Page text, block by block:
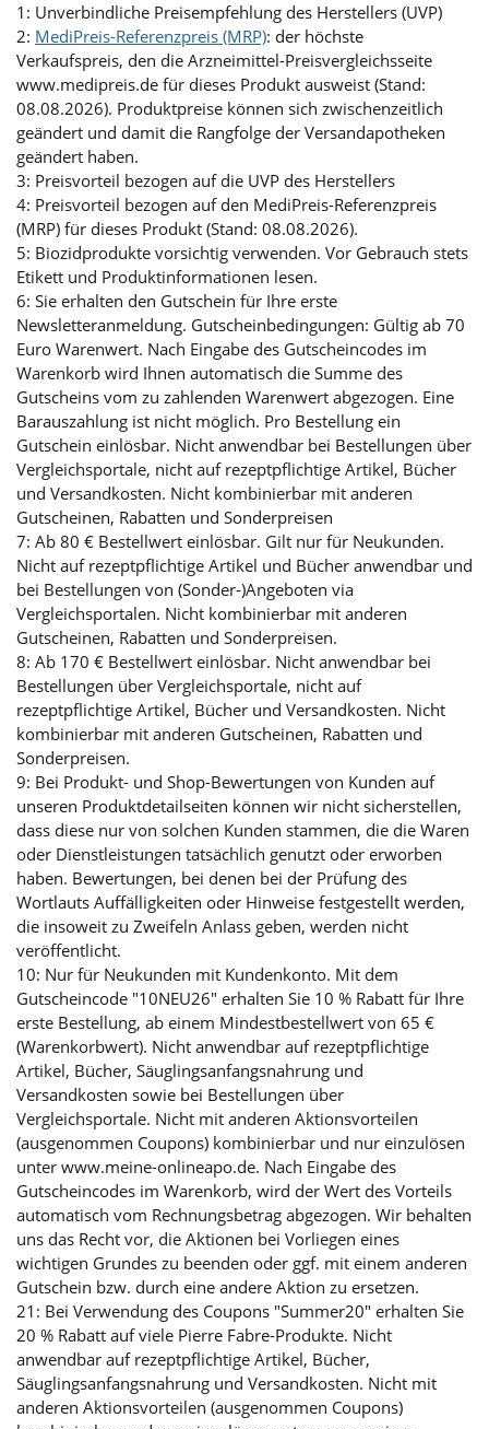
1: Unverbindliche Preisempfehlung des Herstellers (UVP)
2: MediPreis-Referenzpreis (MRP): der höchste
Verkaufspreis, den die Arzneimittel-Preisvergleichsseite
www.medipreis.de für dieses Produkt ausweist (Stand:
08.08.2026). Produktpreise können sich zwischenzeitlich
geändert und damit die Rangfolge der Versandapotheken
geändert haben.
3: Preisvorteil bezogen auf die UVP des Herstellers
4: Preisvorteil bezogen auf den MediPreis-Referenzpreis
(MRP) für dieses Produkt (Stand: 08.08.2026).
5: Biozidprodukte vorsichtig verwenden. Vor Gebrauch stets
Etikett und Produktinformationen lesen.
6: Sie erhalten den Gutschein für Ihre erste
Newsletteranmeldung. Gutscheinbedingungen: Gültig ab 70
Euro Warenwert. Nach Eingabe des Gutscheincodes im
Warenkorb wird Ihnen automatisch die Summe des
Gutscheins vom zu zahlenden Warenwert abgezogen. Eine
Barauszahlung ist nicht möglich. Pro Bestellung ein
Gutschein einlösbar. Nicht anwendbar bei Bestellungen über
Vergleichsportale, nicht auf rezeptpflichtige Artikel, Bücher
und Versandkosten. Nicht kombinierbar mit anderen
Gutscheinen, Rabatten und Sonderpreisen
7: Ab 80 € Bestellwert einlösbar. Gilt nur für Neukunden.
Nicht auf rezeptpflichtige Artikel und Bücher anwendbar und
bei Bestellungen von (Sonder-)Angeboten via
Vergleichsportalen. Nicht kombinierbar mit anderen
Gutscheinen, Rabatten und Sonderpreisen.
8: Ab 170 € Bestellwert einlösbar. Nicht anwendbar bei
Bestellungen über Vergleichsportale, nicht auf
rezeptpflichtige Artikel, Bücher und Versandkosten. Nicht
kombinierbar mit anderen Gutscheinen, Rabatten und
Sonderpreisen.
9: Bei Produkt- und Shop-Bewertungen von Kunden auf
unseren Produktdetailseiten können wir nicht sicherstellen,
dass diese nur von solchen Kunden stammen, die die Waren
oder Dienstleistungen tatsächlich genutzt oder erworben
haben. Bewertungen, bei denen bei der Prüfung des
Wortlauts Auffälligkeiten oder Hinweise festgestellt werden,
die insoweit zu Zweifeln Anlass geben, werden nicht
veröffentlicht.
10: Nur für Neukunden mit Kundenkonto. Mit dem
Gutscheincode "10NEU26" erhalten Sie 10 % Rabatt für Ihre
erste Bestellung, ab einem Mindestbestellwert von 65 €
(Warenkorbwert). Nicht anwendbar auf rezeptpflichtige
Artikel, Bücher, Säuglingsanfangsnahrung und
Versandkosten sowie bei Bestellungen über
Vergleichsportale. Nicht mit anderen Aktionsvorteilen
(ausgenommen Coupons) kombinierbar und nur einzulösen
unter www.meine-onlineapo.de. Nach Eingabe des
Gutscheincodes im Warenkorb, wird der Wert des Vorteils
automatisch vom Rechnungsbetrag abgezogen. Wir behalten
uns das Recht vor, die Aktionen bei Vorliegen eines
wichtigen Grundes zu beenden oder ggf. mit einem anderen
Gutschein bzw. durch eine andere Aktion zu ersetzen.
21: Bei Verwendung des Coupons "Summer20" erhalten Sie
20 % Rabatt auf viele Pierre Fabre-Produkte. Nicht
anwendbar auf rezeptpflichtige Artikel, Bücher,
Säuglingsanfangsnahrung und Versandkosten. Nicht mit
anderen Aktionsvorteilen (ausgenommen Coupons)